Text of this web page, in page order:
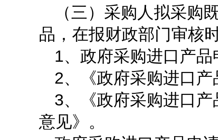
（三）采购人拟采购
品，在报财政部门审核
1、政府采购进口产
2、《政府采购进口
3、《政府采购进口
意见》。